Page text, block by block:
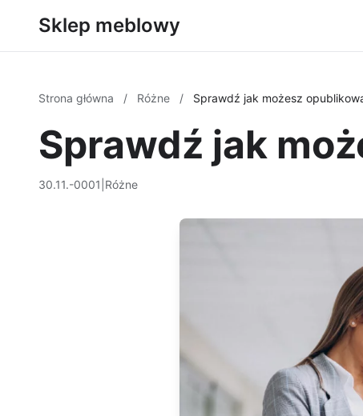
Sklep meblowy
Strona główna / Różne / Sprawdź jak możesz
Sprawdź jak
30.11.-0001 Różne